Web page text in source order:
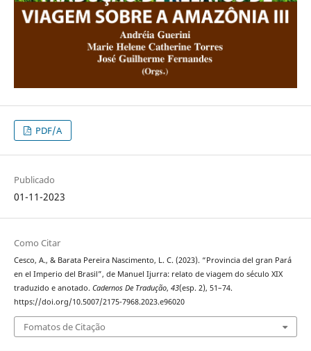
PDF/A
Publicado
01-11-2023
Como Citar
Cesco, A., & Barata Pereira Nascimento, L. C. (2023). “Provincia del gran Pará
en el Imperio del Brasil”, de Manuel Ijurra: relato de viagem do século XIX
traduzido e anotado. Cadernos De Tradução, 43(esp. 2), 51–74.
https://doi.org/10.5007/2175-7968.2023.e96020
Fomatos de Citação